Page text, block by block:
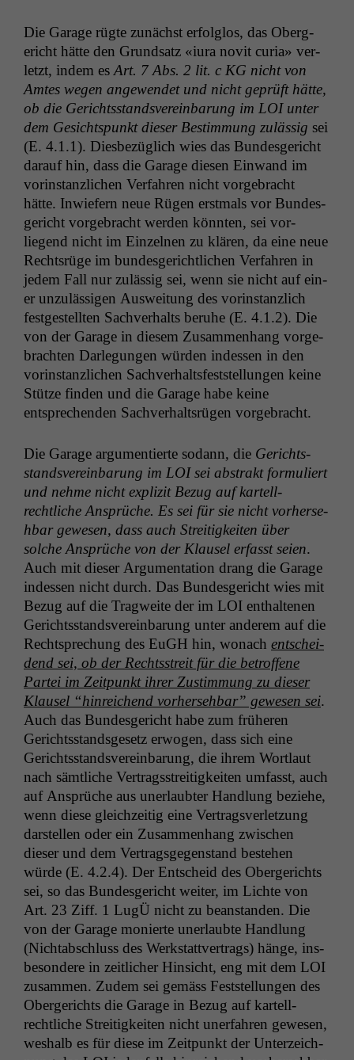
Die Garage rügte zunächst erfol­g­los, das Oberg­
ericht hätte den Grund­satz «iura novit curia» ver­
let­zt, indem es Art. 7 Abs. 2 lit. c KG nicht von
Amtes wegen angewen­det und nicht geprüft hätte,
ob die Gerichts­standsvere­in­barung im LOIunter
dem Gesicht­spunkt dieser Bes­tim­mung zuläs­sig sei
(E. 4.1.1). Dies­bezüglich wies das Bun­des­gericht
darauf hin, dass die Garage diesen Ein­wand im
vorin­stan­zlichen Ver­fahren nicht vorge­bracht
hätte. Inwiefern neue Rügen erst­mals vor Bun­des­
gericht vorge­bracht wer­den kön­nten, sei vor­
liegend nicht im Einzel­nen zu klären, da eine neue
Recht­srüge im bun­des­gerichtlichen Ver­fahren in
jedem Fall nur zuläs­sig sei, wenn sie nicht auf ein­
er unzuläs­si­gen Ausweitung des vorin­stan­zlich
fest­gestell­ten Sachver­halts beruhe (E. 4.1.2). Die
von der Garage in diesem Zusam­men­hang vorge­
bracht­en Dar­legun­gen wür­den indessen in den
vorin­stan­zlichen Sachver­halts­fest­stel­lun­gen keine
Stütze find­en und die Garage habe keine
entsprechen­den Sachver­halt­srü­gen vorgebracht.
Die Garage argu­men­tierte sodann, die Gerichts­
standsvere­in­barung im LOIsei abstrakt for­muliert
und nehme nicht expliz­it Bezug auf kartell­
rechtliche Ansprüche. Es sei für sie nicht vorherse­
hbar gewe­sen, dass auch Stre­it­igkeit­en über
solche Ansprüche von der Klausel erfasst seien.
Auch mit dieser Argu­men­ta­tion drang die Garage
indessen nicht durch. Das Bun­des­gericht wies mit
Bezug auf die Trag­weite der im LOI enthal­te­nen
Gerichts­standsvere­in­barung unter anderem auf die
Recht­sprechung des EuGH hin, wonach entschei­
dend sei, ob der Rechtsstre­it für die betrof­fene
Partei im Zeit­punkt ihrer Zus­tim­mung zu dieser
Klausel “hin­re­ichend vorherse­hbar” gewe­sen sei.
Auch das Bun­des­gericht habe zum früheren
Gerichts­stands­ge­setz erwogen, dass sich eine
Gerichts­standsvere­in­barung, die ihrem Wort­laut
nach sämtliche Ver­tragsstre­it­igkeit­en umfasst, auch
auf Ansprüche aus uner­laubter Hand­lung beziehe,
wenn diese gle­ichzeit­ig eine Ver­tragsver­let­zung
darstellen oder ein Zusam­men­hang zwis­chen
dieser und dem Ver­trags­ge­gen­stand beste­hen
würde (E. 4.2.4). Der Entscheid des Oberg­erichts
sei, so das Bun­des­gericht weit­er, im Lichte von
Art. 23 Ziff. 1 LugÜ nicht zu bean­standen. Die
von der Garage monierte uner­laubte Hand­lung
(Nichtab­schluss des Werk­stattver­trags) hänge, ins­
beson­dere in zeitlich­er Hin­sicht, eng mit dem LOI
zusam­men. Zudem sei gemäss Fest­stel­lun­gen des
Oberg­erichts die Garage in Bezug auf kartell­
rechtliche Stre­it­igkeit­en nicht uner­fahren gewe­sen,
weshalb es für diese im Zeit­punkt der Unterze­ich­